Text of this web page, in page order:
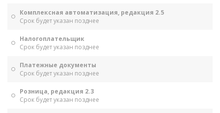
Комплексная автоматизация, редакция 2.5
Срок будет указан позднее
Налогоплательщик
Срок будет указан позднее
Платежные документы
Срок будет указан позднее
Розница, редакция 2.3
Срок будет указан позднее